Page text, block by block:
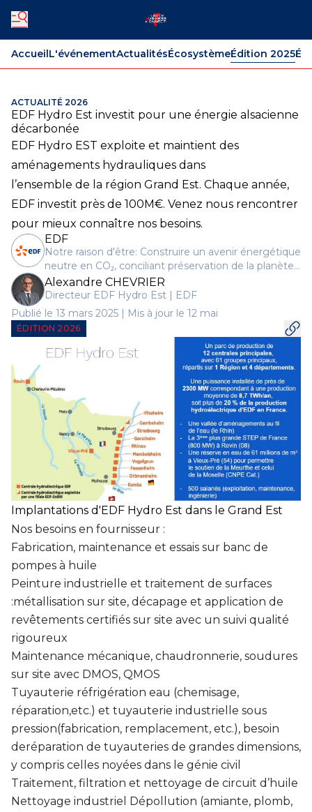
AccueilL'événementActualitésÉcosystèmeÉdition 2025
ACTUALITÉ 2026
EDF Hydro Est investit pour une énergie alsacienne
décarbonée
EDF Hydro EST exploite et maintient des
aménagements hydrauliques dans
l’ensemble de la région Grand Est. Chaque année,
EDF investit près de 100M€. Venez nous rencontrer
pour mieux connaître nos besoins.
EDF
Notre raison d'être: Construire un avenir énergétique
neutre en CO₂, conciliant préservation de la planète,
bien-être et développement, grâce à l'électricité et à
des solutions et services innovants.
Alexandre CHEVRIER
Directeur EDF Hydro Est | EDF
Publié le 13 mars 2025 | Mis à jour le 12 mai
ÉDITION 2026
Implantations d'EDF Hydro Est dans le Grand Est
Nos besoins en fournisseur :
Fabrication, maintenance et essais sur banc de
pompes à huile
Peinture industrielle et traitement de surfaces
:métallisation sur site, décapage et application de
revêtements certifiés sur site avec un suivi qualité
rigoureux
Maintenance mécanique, chaudronnerie, soudures
sur site avec DMOS, QMOS
Tuyauterie réfrigération eau (chemisage,
réparation,etc.) et tuyauterie industrielle sous
pression(fabrication, remplacement, etc.), besoin
deréparation de tuyauteries de grandes dimensions,
y compris celles noyées dans le génie civil
Traitement, filtration et nettoyage de circuit d’huile
Nettoyage industriel Dépollution (amiante, plomb,